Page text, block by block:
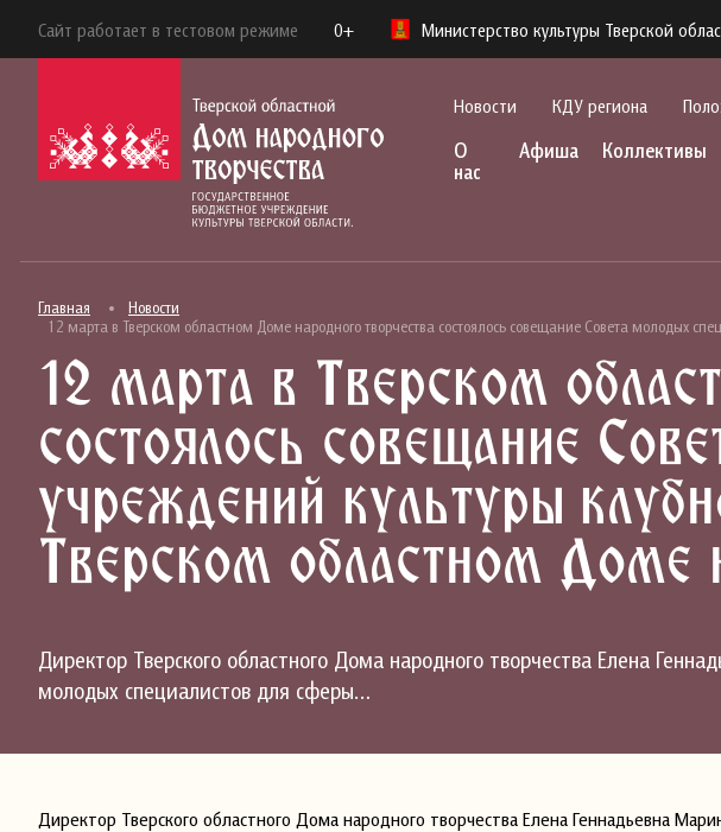
Сайт работает в тестовом режиме 0+ Министерство культуры Тверской
Новости КДУ региона
О
нас
Афиша Коллективы
Главная
Новости
12 марта в Тверском областном Доме народного творчества состоялось совещание Совета молодых
12 марта в Тверском
состоялось совещание
учреждений культуры
Тверском областном Доме
Директор Тверского областного Дома народного творчества Елена
молодых специалистов для сферы…
Директор Тверского областного Дома народного творчества Елена Геннадьевна